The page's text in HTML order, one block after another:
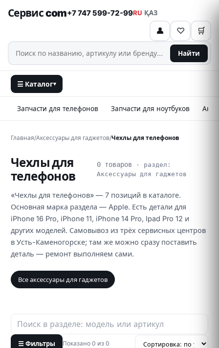
Сервис com
Найти
+7 747 599-72-99RU·ҚАЗ
👤 ♡ 🛒
☰ Каталог▾
Запчасти для телефонов Запчасти для ноутбуков
Главная/Аксессуары для гаджетов/Чехлы для телефонов
Чехлы для
телефонов
0 товаров · раздел:
Аксессуары для гаджетов
«Чехлы для телефонов» — 7 позиций в каталоге.
Основная марка раздела — Apple. Есть детали для
iPhone 16 Pro, iPhone 11, iPhone 14 Pro, Ipad Pro 12 и
других моделей. Самовывоз из трёх сервисных центров
в Усть-Каменогорске; там же можно сразу поставить
деталь — ремонт выполняем сами.
Все аксессуары для гаджетов
☰ Фильтры Показано 0 из 0